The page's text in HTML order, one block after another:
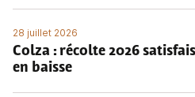
28 juillet 2026
Colza : récolte 2026
en baisse